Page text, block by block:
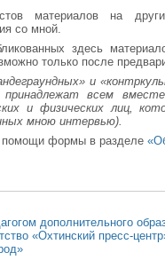
материалов на
со мной.
здесь
только после
и
принадлежат всем
и физических лиц,
мною интервью).
помощи формы в разделе
дополнительного
«Охтинский пресс-